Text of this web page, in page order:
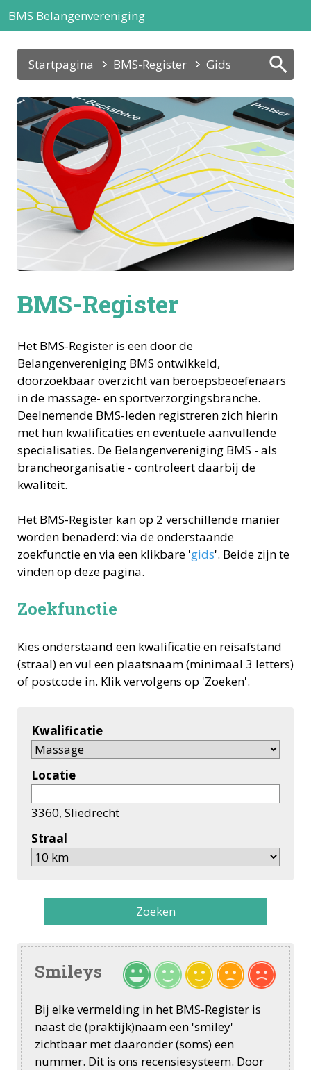
BMS Belangenvereniging
Startpagina BMS-Register Gids
BMS-Register
Het BMS-Register is een door de
Belangenvereniging BMS ontwikkeld,
doorzoekbaar overzicht van beroepsbeoefenaars
in de massage- en sportverzorgingsbranche.
Deelnemende BMS-leden registreren zich hierin
met hun kwalificaties en eventuele aanvullende
specialisaties. De Belangenvereniging BMS - als
brancheorganisatie - controleert daarbij de
kwaliteit.
Het BMS-Register kan op 2 verschillende manier
worden benaderd: via de onderstaande
zoekfunctie en via een klikbare 'gids'. Beide zijn te
vinden op deze pagina.
Zoekfunctie
Kies onderstaand een kwalificatie en reisafstand
(straal) en vul een plaatsnaam (minimaal 3 letters)
of postcode in. Klik vervolgens op 'Zoeken'.
Kwalificatie
Locatie
3360, Sliedrecht
Straal
Zoeken
Smileys
Bij elke vermelding in het BMS-Register is
naast de (praktijk)naam een 'smiley'
zichtbaar met daaronder (soms) een
nummer. Dit is ons recensiesysteem. Door